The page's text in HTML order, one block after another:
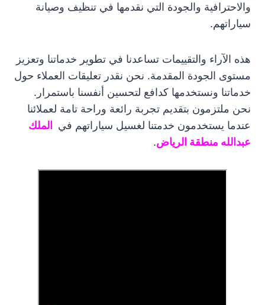
والاحترافية والجودة التي نقدمها في تنظيف وصيانة
سياراتهم.
هذه الآراء والتقييمات تساعدنا في تطوير خدماتنا وتعزيز
مستوى الجودة المقدمة. نحن نقدر تعليقات العملاء حول
خدماتنا ونستخدمها كدافع لتحسين أنفسنا باستمرار.
نحن ملتزمون بتقديم تجربة رائعة وراحة تامة لعملائنا
عندما يستخدمون خدمتنا لغسيل سياراتهم في
الملك
عبدالله منطقة الرياض.